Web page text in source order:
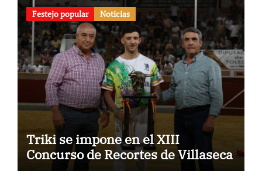
Festejo popular Noticias
Triki se impone en el XIII
Concurso de Recortes de Villaseca